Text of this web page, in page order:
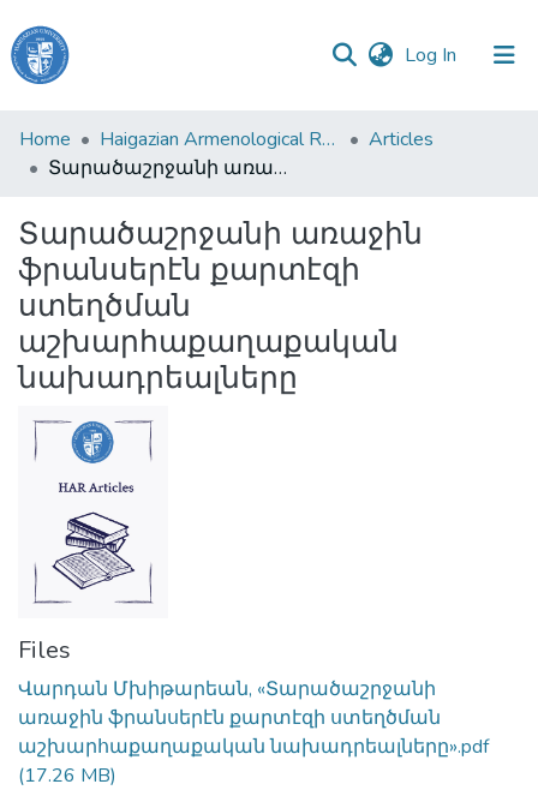
Log In (current)
Haigazian
University
&
Collections
All of DSpace
Home Haigazian Armenological Review
Articles
Տարածաշրջանի առաջին ֆրանսերէն քարտէզի ստեղծման աշխարհաքաղաքական նախադրեալները
Տարածաշրջանի առաջին
ֆրանսերէն քարտէզի
ստեղծման
աշխարհաքաղաքական
նախադրեալները
Files
Վարդան Մխիթարեան, «Տարածաշրջանի
առաջին ֆրանսերէն քարտէզի ստեղծման
աշխարհաքաղաքական նախադրեալները».pdf
(17.26 MB)